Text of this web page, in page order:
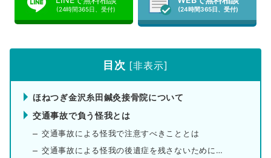
(24時間365日、受付) (24時間365日、受付)
目次 [非表示]
ほねつぎ金沢糸田鍼灸接骨院について
交通事故で負う怪我とは
交通事故による怪我で注意すべきこととは
交通事故による怪我の後遺症を残さないために…